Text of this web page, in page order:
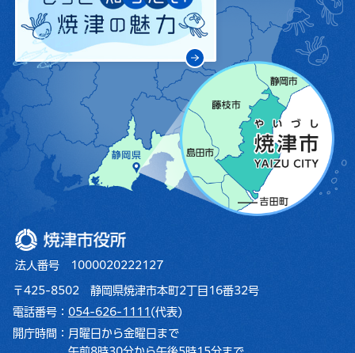
焼津市役所
法人番号 1000020222127
〒425-8502 静岡県焼津市本町2丁目16番32号
電話番号： 054-626-1111 (代表)
開庁時間： 月曜日から金曜日まで